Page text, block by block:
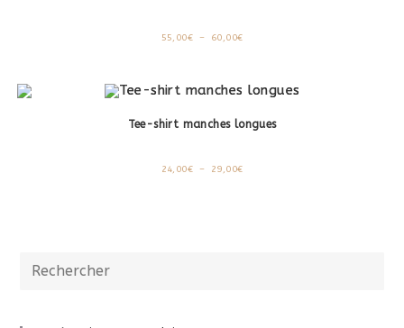
55,00€ – 60,00€Plage
55,00€
60,00€
Tee-shirt manches longues
24,00€ – 29,00€Plage